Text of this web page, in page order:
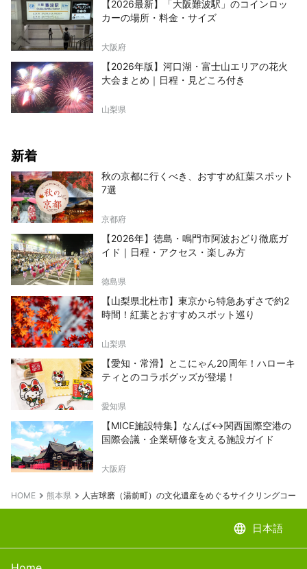
【2026最新】「大阪難波駅」のコインロッ
カーの場所・料金・サイズ
大阪府
【2026年版】河口湖・富士山エリアの花火
大会まとめ｜日程・見どころ付き
山梨県
新着
秋の京都に行くべき、おすすめ紅葉スポット
7選
京都府
【2026年】徳島・鳴門市阿波おどり徹底ガ
イド｜日程・アクセス・楽しみ方
徳島県
【山梨県北杜市】東京から特急あずさで約2
時間！紅葉とおすすめスポット巡り
山梨県
【愛知・常滑】とこにゃん20周年！ハローキ
ティとのコラボグッズが登場！
愛知県
【MICE施設特集】なんば↔関西国際空港の
国際会議・企業研修を支える施設ガイド
大阪府
HOME 熊本県 人吉球磨（湯前町）の文化遺産をめぐるサイクリングコース
language 日本語